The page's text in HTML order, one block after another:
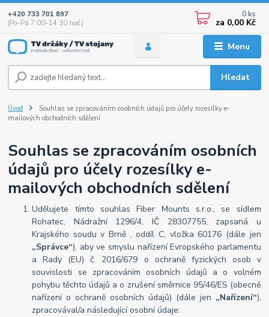
Menu
Hledat
+420 733 701 897
(Po–Pá 7:00–14:30 hod.)
0 ks
za 0,00 Kč
Úvod
Souhlas se zpracováním osobních údajů pro účely rozesílky e-
mailových obchodních sdělení
Souhlas se zpracováním osobních
údajů pro účely rozesílky e-
mailových obchodních sdělení
Udělujete tímto souhlas Fiber Mounts s.r.o., se sídlem
Rohatec, Nádražní 1296/4, IČ 28307755, zapsaná u
Krajského soudu v Brně , oddíl C, vložka 60176 (dále jen
„Správce“), aby ve smyslu nařízení Evropského parlamentu
a Rady (EU) č. 2016/679 o ochraně fyzických osob v
souvislosti se zpracováním osobních údajů a o volném
pohybu těchto údajů a o zrušení směrnice 95/46/ES (obecné
nařízení o ochraně osobních údajů) (dále jen „Nařízení“),
zpracovával/a následující osobní údaje: